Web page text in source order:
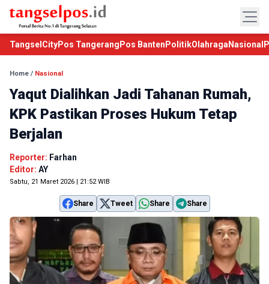
TangselCityPos Tangerang Pos Banten PolitikOlahraga Nasional
Home / Nasional
Yaqut Dialihkan Jadi Tahanan Rumah,
KPK Pastikan Proses Hukum Tetap
Berjalan
Reporter: Farhan
Editor: AY
Sabtu, 21 Maret 2026 | 21:52 WIB
Share Tweet Share Share